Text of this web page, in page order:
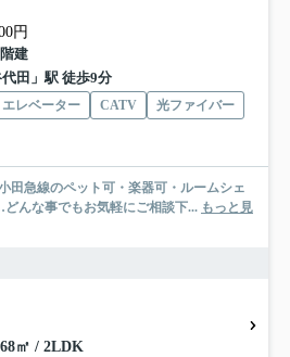
円
建
田」駅 徒歩9分
エレベーター CATV
光ファイバー
急線のペット可・楽器可・ルームシェ
んな事でもお気軽にご相談下... もっと見
㎡ / 2LDK